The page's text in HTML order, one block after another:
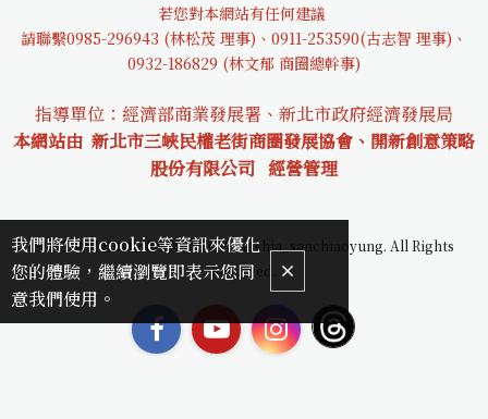
若您對本網站有任何建議
請聯繫0985-296943 (林松茂 理事)、0911-253590(古志智 理事)、
0932-186829 (林文郁 商圈總幹事)
指導單位：經濟部商業發展署、新北市政府經濟發展局
本網站由 新北市三峽民權老街商圈發展協會、開新創意策略
股份有限公司 經營管理
三峽三角湧老街 版權所有＠2022 sanshia_sanchiaoyung. All Rights
Reserved.
我們將使用cookie等資訊來優化
您的體驗，繼續瀏覽即表示您同
意我們使用。